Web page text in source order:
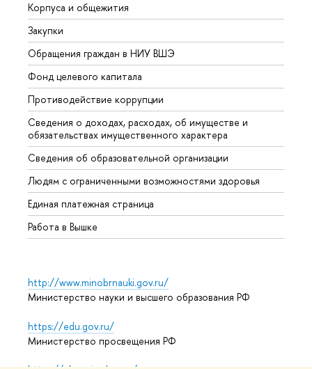
Корпуса и общежития
Закупки
Обращения граждан в НИУ ВШЭ
Фонд целевого капитала
Противодействие коррупции
Сведения о доходах, расходах, об имуществе и
обязательствах имущественного характера
Сведения об образовательной организации
Людям с ограниченными возможностями здоровья
Единая платежная страница
Работа в Вышке
http://www.minobrnauki.gov.ru/
Министерство науки и высшего образования РФ
https://edu.gov.ru/
Министерство просвещения РФ